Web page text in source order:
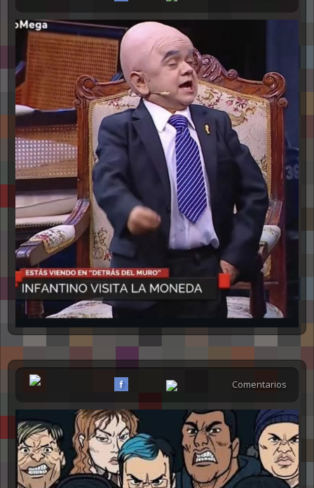
Comentarios